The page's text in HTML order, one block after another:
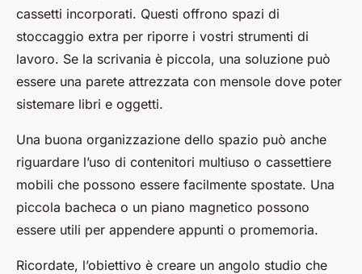
cassetti incorporati. Questi offrono spazi di
stoccaggio extra per riporre i vostri strumenti di
lavoro. Se la scrivania è piccola, una soluzione può
essere una parete attrezzata con mensole dove poter
sistemare libri e oggetti.
Una buona organizzazione dello spazio può anche
riguardare l’uso di contenitori multiuso o cassettiere
mobili che possono essere facilmente spostate. Una
piccola bacheca o un piano magnetico possono
essere utili per appendere appunti o promemoria.
Ricordate, l’obiettivo è creare un angolo studio che